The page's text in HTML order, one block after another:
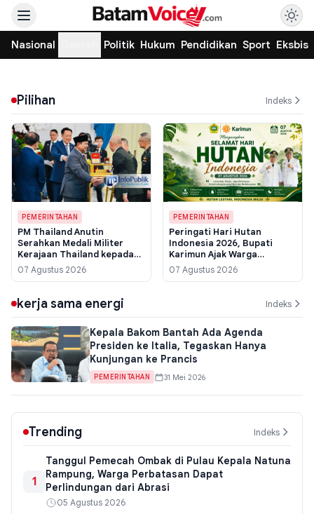
Nasional Politik Hukum Pendidikan Sport Eksbis
Pilihan Indeks
PEMERINTAHAN
PM Thailand Anutin
Serahkan Medali Militer
Kerajaan Thailand kepada
Presiden Prabowo di Istana
Merdeka
07 Agustus 2026
PEMERINTAHAN
Peringati Hari Hutan
Indonesia 2026, Bupati
Karimun Ajak Warga
Pulihkan Ekosistem untuk
Jaga Kehidupan
07 Agustus 2026
kerja sama energi Indeks
Kepala Bakom Bantah Ada Agenda
Presiden ke Italia, Tegaskan Hanya
Kunjungan ke Prancis
PEMERINTAHAN 31 Mei 2026
Trending Indeks
1
Tanggul Pemecah Ombak di Pulau Kepala Natuna
Rampung, Warga Perbatasan Dapat
Perlindungan dari Abrasi
05 Agustus 2026